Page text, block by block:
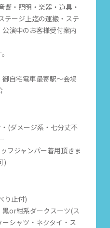
・照明・楽器・道具・
テージ上迄の運搬・ステ
演中のお客様受付案内
自宅電車最寄駅〜会場
(ダメージ系・七分丈不
フジャンパー着用頂きま
)
り止付)
or紺系ダークスーツ(ス
シャツ・ネクタイ・ス